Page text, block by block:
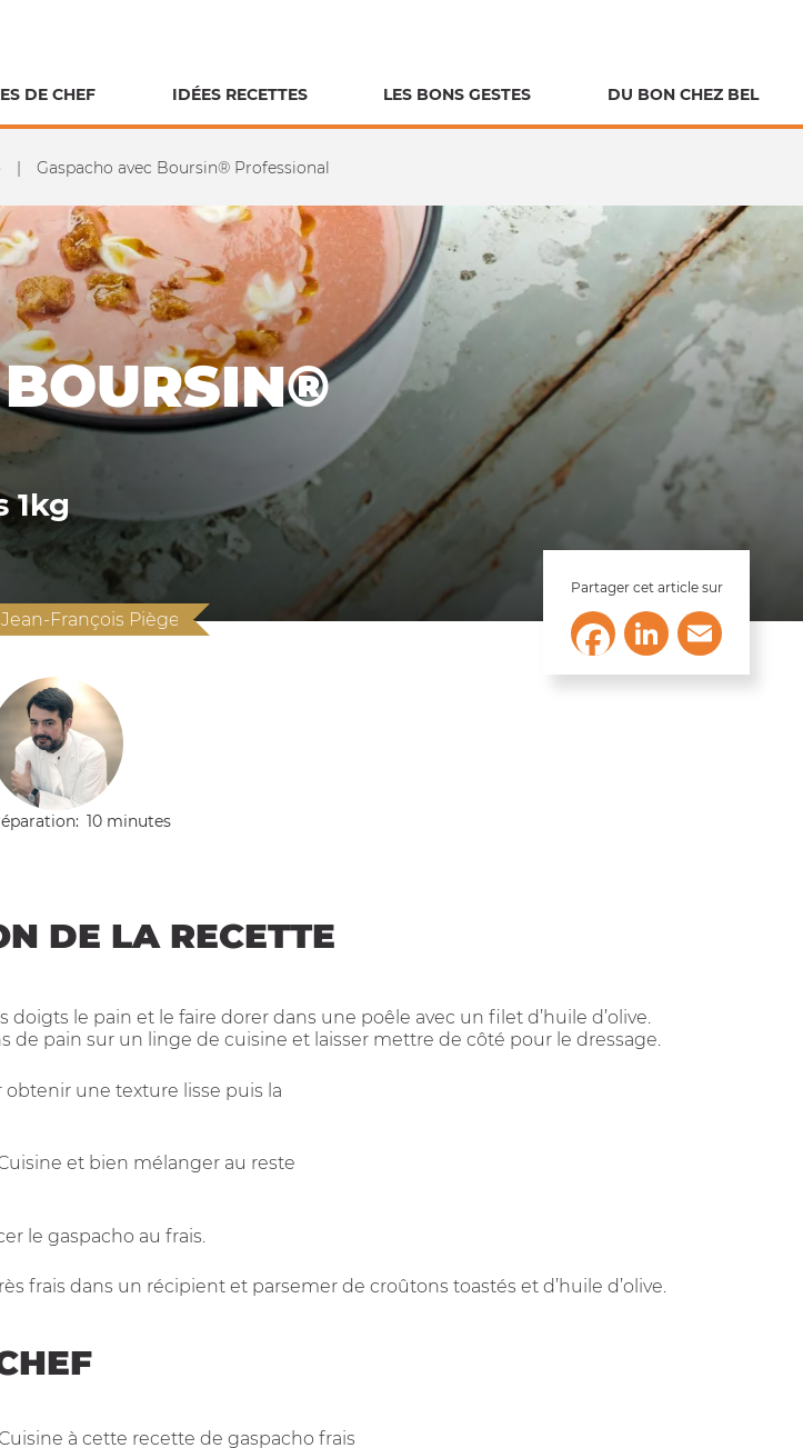
DE CHEF IDÉES RECETTES LES BONS GESTES DU BON CHEZ BEL
Gaspacho avec Boursin® Professional
Partager cet article sur
FacebookLinkedIn
1kg
Jean-François Piège
10 minutes
DE LA RECETTE
doigts le pain et le faire dorer dans une poêle avec un filet d’huile d’olive.
de pain sur un linge de cuisine et laisser mettre de côté pour le dressage.
obtenir une texture lisse puis la
et bien mélanger au reste
le gaspacho au frais.
frais dans un récipient et parsemer de croûtons toastés et d’huile d’olive.
à cette recette de gaspacho frais